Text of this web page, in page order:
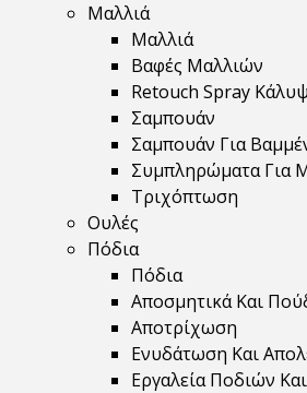
Μαλλιά
Μαλλιά
Βαφές Μαλλιών
Retouch Spray
Σαμπουάν
Σαμπουάν Για
Συμπληρώματα Για
Τριχόπτωση
Ουλές
Πόδια
Πόδια
Αποσμητικά Και
Αποτρίχωση
Ενυδάτωση Και
Εργαλεία Ποδιών